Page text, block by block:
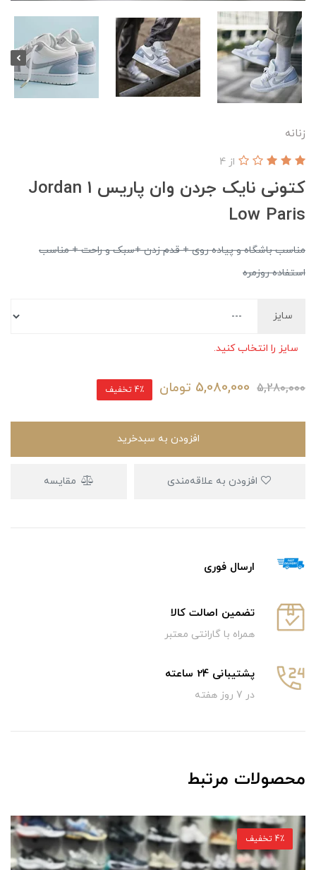
زنانه
کتونی نایک جردن وان پاریس Jordan 1
Low Paris
از 4
مناسب باشگاه و پیاده روی + قدم زدن +سبک و راحت + ‌مناسب
استفاده روزمره
سایز
سایز را انتخاب کنید.
5,280,000
5,080,000 تومان 4٪ تخفیف
افزودن به سبدخرید
مقایسه
ارسال فوری
تضمین اصالت کالا
همراه با گارانتی معتبر
پشتیبانی 24 ساعته
در 7 روز هفته
محصولات مرتبط
4٪ تخفیف